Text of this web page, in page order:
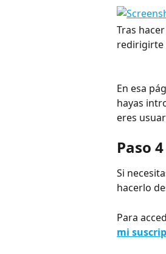
Tras
redirigirte
En esa
hayas
eres
Paso
Si
hacerlo
Para
mi